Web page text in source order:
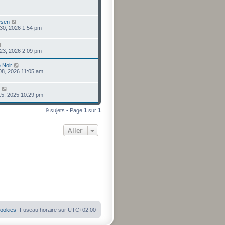
2026 1:54 pm
2026 2:09 pm
Noir
2026 11:05 am
2025 10:29 pm
9 sujets • Page 1 sur 1
Aller
Fuseau horaire sur UTC+02:00